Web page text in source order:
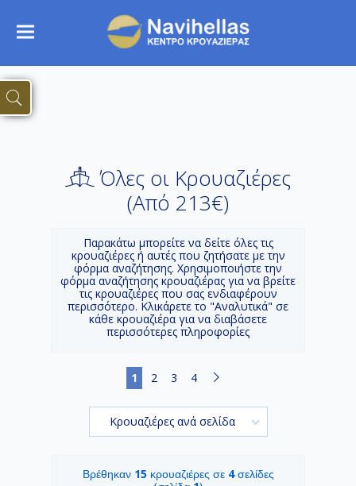
Όλες οι Κρουαζιέρες
(Aπό 213€)
Παρακάτω μπορείτε να δείτε όλες τις
κρουαζιέρες ή αυτές που ζητήσατε με την
φόρμα αναζήτησης. Χρησιμοποιήστε την
φόρμα αναζήτησης κρουαζιέρας για να βρείτε
τις κρουαζιέρες που σας ενδιαφέρουν
περισσότερο. Κλικάρετε το "Αναλυτικά" σε
κάθε κρουαζιέρα για να διαβάσετε
περισσότερες πληροφορίες
1 2 3 4
Κρουαζιέρες ανά σελίδα
Βρέθηκαν 15 κρουαζιέρες σε 4σελίδες